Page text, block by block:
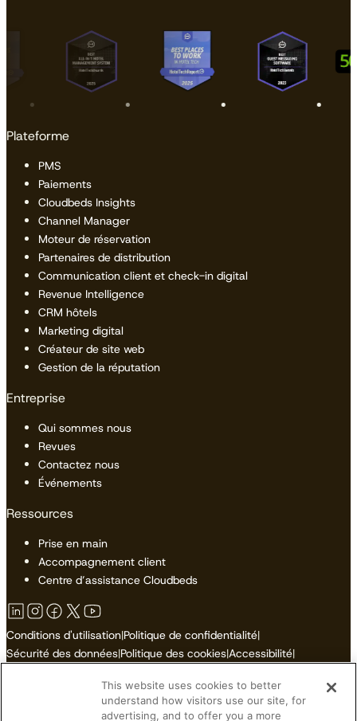
Plateforme
PMS
Paiements
Cloudbeds Insights
Channel Manager
Moteur de réservation
Partenaires de distribution
Communication client et check-in digital
Revenue Intelligence
CRM hôtels
Marketing digital
Créateur de site web
Gestion de la réputation
Entreprise
Qui sommes nous
Revues
Contactez nous
Événements
Ressources
Prise en main
Accompagnement client
Centre d’assistance Cloudbeds
Conditions d'utilisation|Politique de confidentialité|
Sécurité des données|Politique des cookies|Accessibilité|
Ne pas vendre ni partager mes informations personnelles
This website uses cookies to better
understand how visitors use our site, for
advertising, and to offer you a more